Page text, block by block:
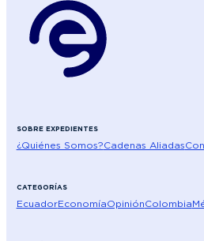
SOBRE EXPEDIENTES
¿Quiénes Somos?Cadenas Aliadas
CATEGORÍAS
EcuadorEconomíaOpiniónColombia